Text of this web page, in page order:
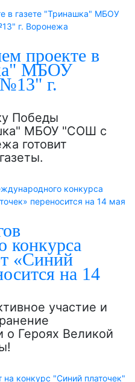
проекте в
МБОУ
г.
Победы
МБОУ "СОШ с
готовит
конкурса
«Синий
на 14
участие и
о Героях Великой